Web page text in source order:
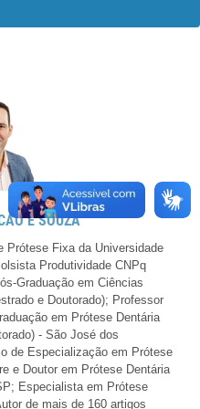
E SOUZA
Prótese Fixa da Universidade
Produtividade CNPq 
Graduação em Ciências
e Doutorado); Professor
em Prótese Dentária
- São José dos
de Especialização em Prótese
e Doutor em Prótese Dentária
Especialista em Prótese
de mais de 160 artigos